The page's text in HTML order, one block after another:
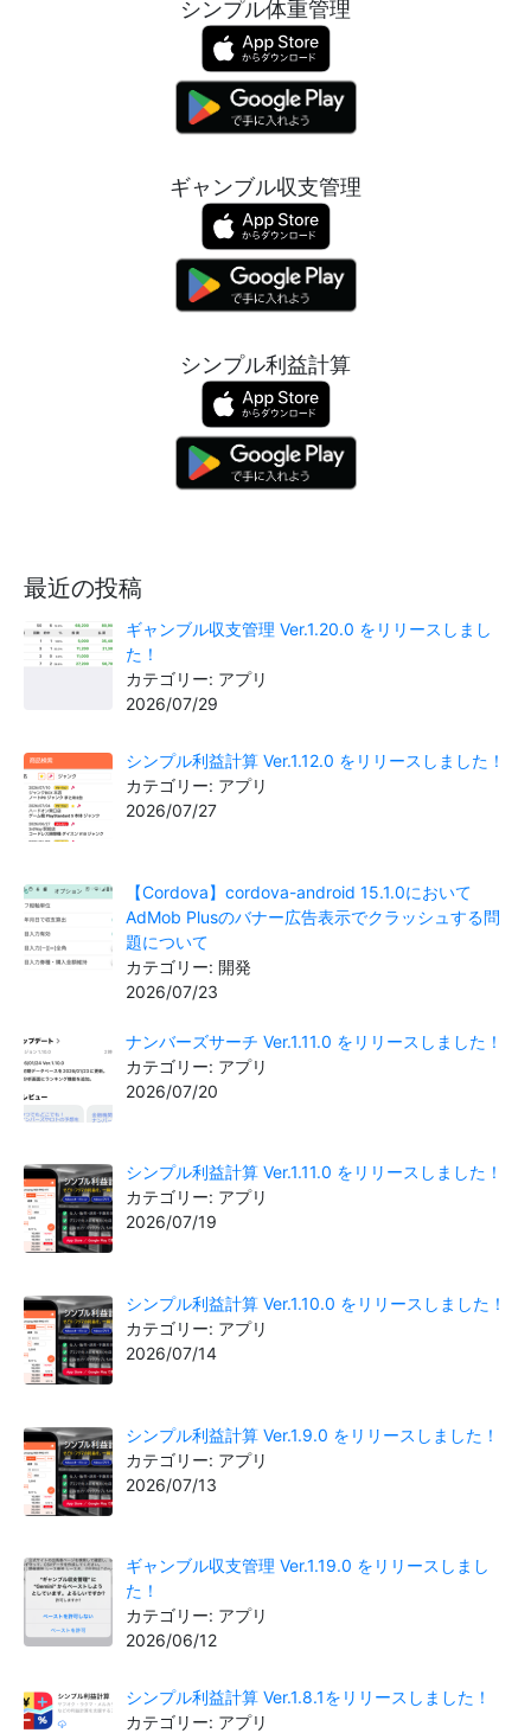
シンプル体重管理
ギャンブル収支管理
シンプル利益計算
最近の投稿
ギャンブル収支管理 Ver.1.20.0 をリリースしまし
た！
カテゴリー: アプリ
2026/07/29
シンプル利益計算 Ver.1.12.0 をリリースしました！
カテゴリー: アプリ
2026/07/27
【Cordova】cordova-android 15.1.0において
AdMob Plusのバナー広告表示でクラッシュする問
題について
カテゴリー: 開発
2026/07/23
ナンバーズサーチ Ver.1.11.0 をリリースしました！
カテゴリー: アプリ
2026/07/20
シンプル利益計算 Ver.1.11.0 をリリースしました！
カテゴリー: アプリ
2026/07/19
シンプル利益計算 Ver.1.10.0 をリリースしました！
カテゴリー: アプリ
2026/07/14
シンプル利益計算 Ver.1.9.0 をリリースしました！
カテゴリー: アプリ
2026/07/13
ギャンブル収支管理 Ver.1.19.0 をリリースしまし
た！
カテゴリー: アプリ
2026/06/12
シンプル利益計算 Ver.1.8.1をリリースしました！
カテゴリー: アプリ